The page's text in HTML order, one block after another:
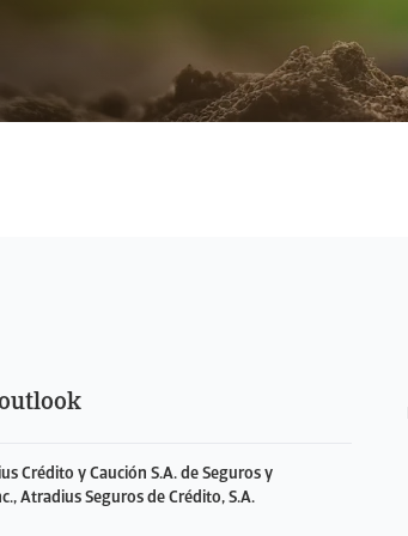
Crédito y Caución S.A. de Seguros y
Atradius Seguros de Crédito, S.A.